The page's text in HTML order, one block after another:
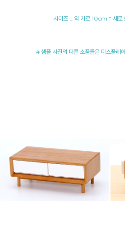
사이즈 _ 약 가로 10cm * 세
# 샘플 사진의 다른 소품들은 디스플레